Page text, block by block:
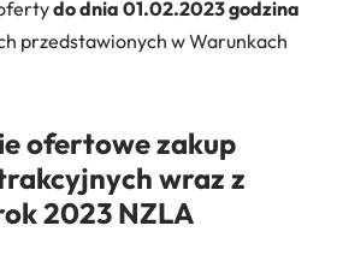
do dnia 01.02.2023 godzina
przedstawionych w Warunkach
ofertowe zakup
wraz z
2023 NZLA